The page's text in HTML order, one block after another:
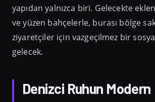
yapıdan yalnızca biri. Gelecekte
ve yüzen bahçelerle, burası bölge
ziyaretçiler için vazgeçilmez bir
gelecek.
Denizci Ruhun Modern